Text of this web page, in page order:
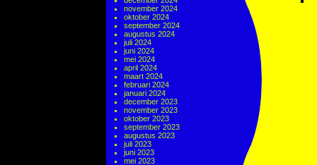
november 2024
oktober 2024
september 2024
augustus 2024
juli 2024
juni 2024
mei 2024
april 2024
maart 2024
februari 2024
januari 2024
december 2023
november 2023
oktober 2023
september 2023
augustus 2023
juli 2023
juni 2023
mei 2023